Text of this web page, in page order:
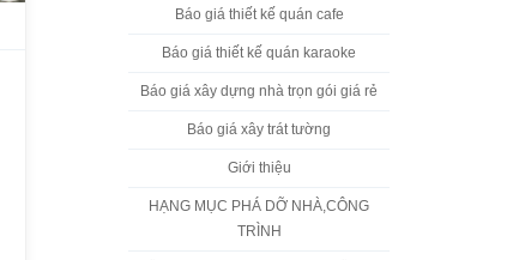
Báo giá thiết kế quán cafe
Báo giá thiết kế quán karaoke
Báo giá xây dựng nhà trọn gói giá rẻ
Báo giá xây trát tường
Giới thiệu
HẠNG MỤC PHÁ DỠ NHÀ,CÔNG
TRÌNH